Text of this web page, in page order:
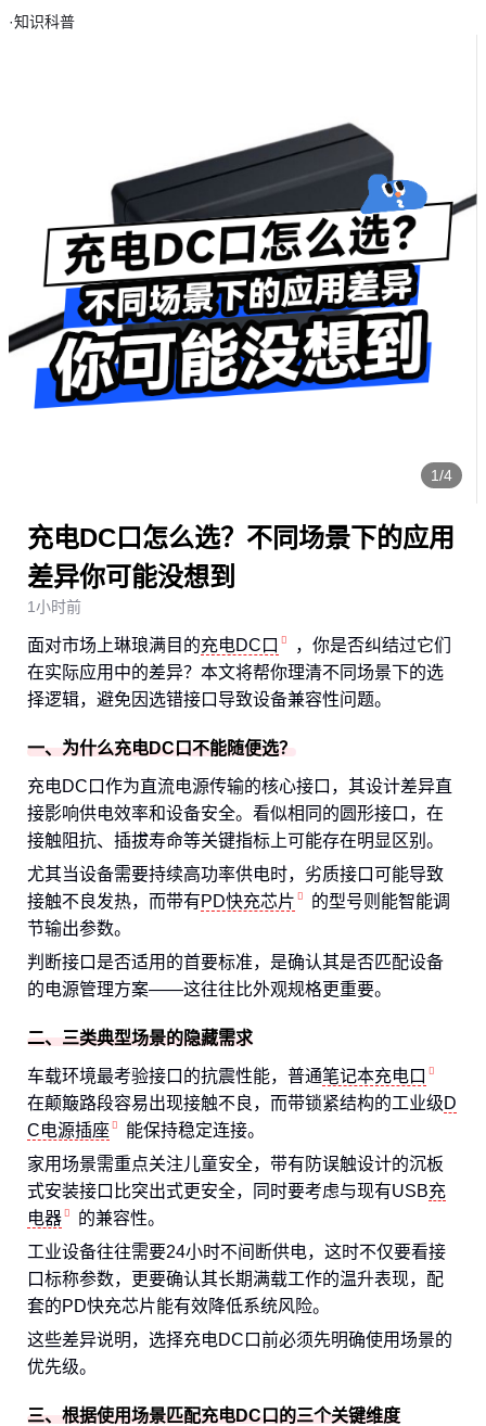
·知识科普
1/4
充电DC口怎么选？不同场景下的应用
差异你可能没想到
1小时前
面对市场上琳琅满目的充电DC口
，你是否纠结过它们
在实际应用中的差异？本文将帮你理清不同场景下的选
择逻辑，避免因选错接口导致设备兼容性问题。
一、为什么充电DC口不能随便选？
充电DC口作为直流电源传输的核心接口，其设计差异直
接影响供电效率和设备安全。看似相同的圆形接口，在
接触阻抗、插拔寿命等关键指标上可能存在明显区别。
尤其当设备需要持续高功率供电时，劣质接口可能导致
接触不良发热，而带有PD快充芯片
的型号则能智能调
节输出参数。
判断接口是否适用的首要标准，是确认其是否匹配设备
的电源管理方案——这往往比外观规格更重要。
二、三类典型场景的隐藏需求
车载环境最考验接口的抗震性能，普通笔记本充电口
在颠簸路段容易出现接触不良，而带锁紧结构的工业级D
C电源插座
能保持稳定连接。
家用场景需重点关注儿童安全，带有防误触设计的沉板
式安装接口比突出式更安全，同时要考虑与现有USB充
电器
的兼容性。
工业设备往往需要24小时不间断供电，这时不仅要看接
口标称参数，更要确认其长期满载工作的温升表现，配
套的PD快充芯片能有效降低系统风险。
这些差异说明，选择充电DC口前必须先明确使用场景的
优先级。
三、根据使用场景匹配充电DC口的三个关键维度